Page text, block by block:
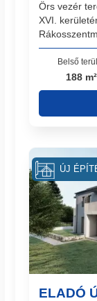
Örs vezér
XVI.
Belső
188 m²
ELADÓ
ÚJ